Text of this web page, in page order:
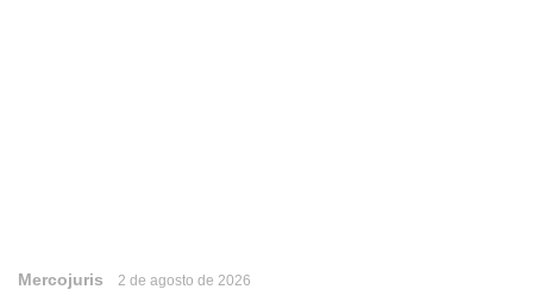
Mercojuris 2 de agosto de 2026